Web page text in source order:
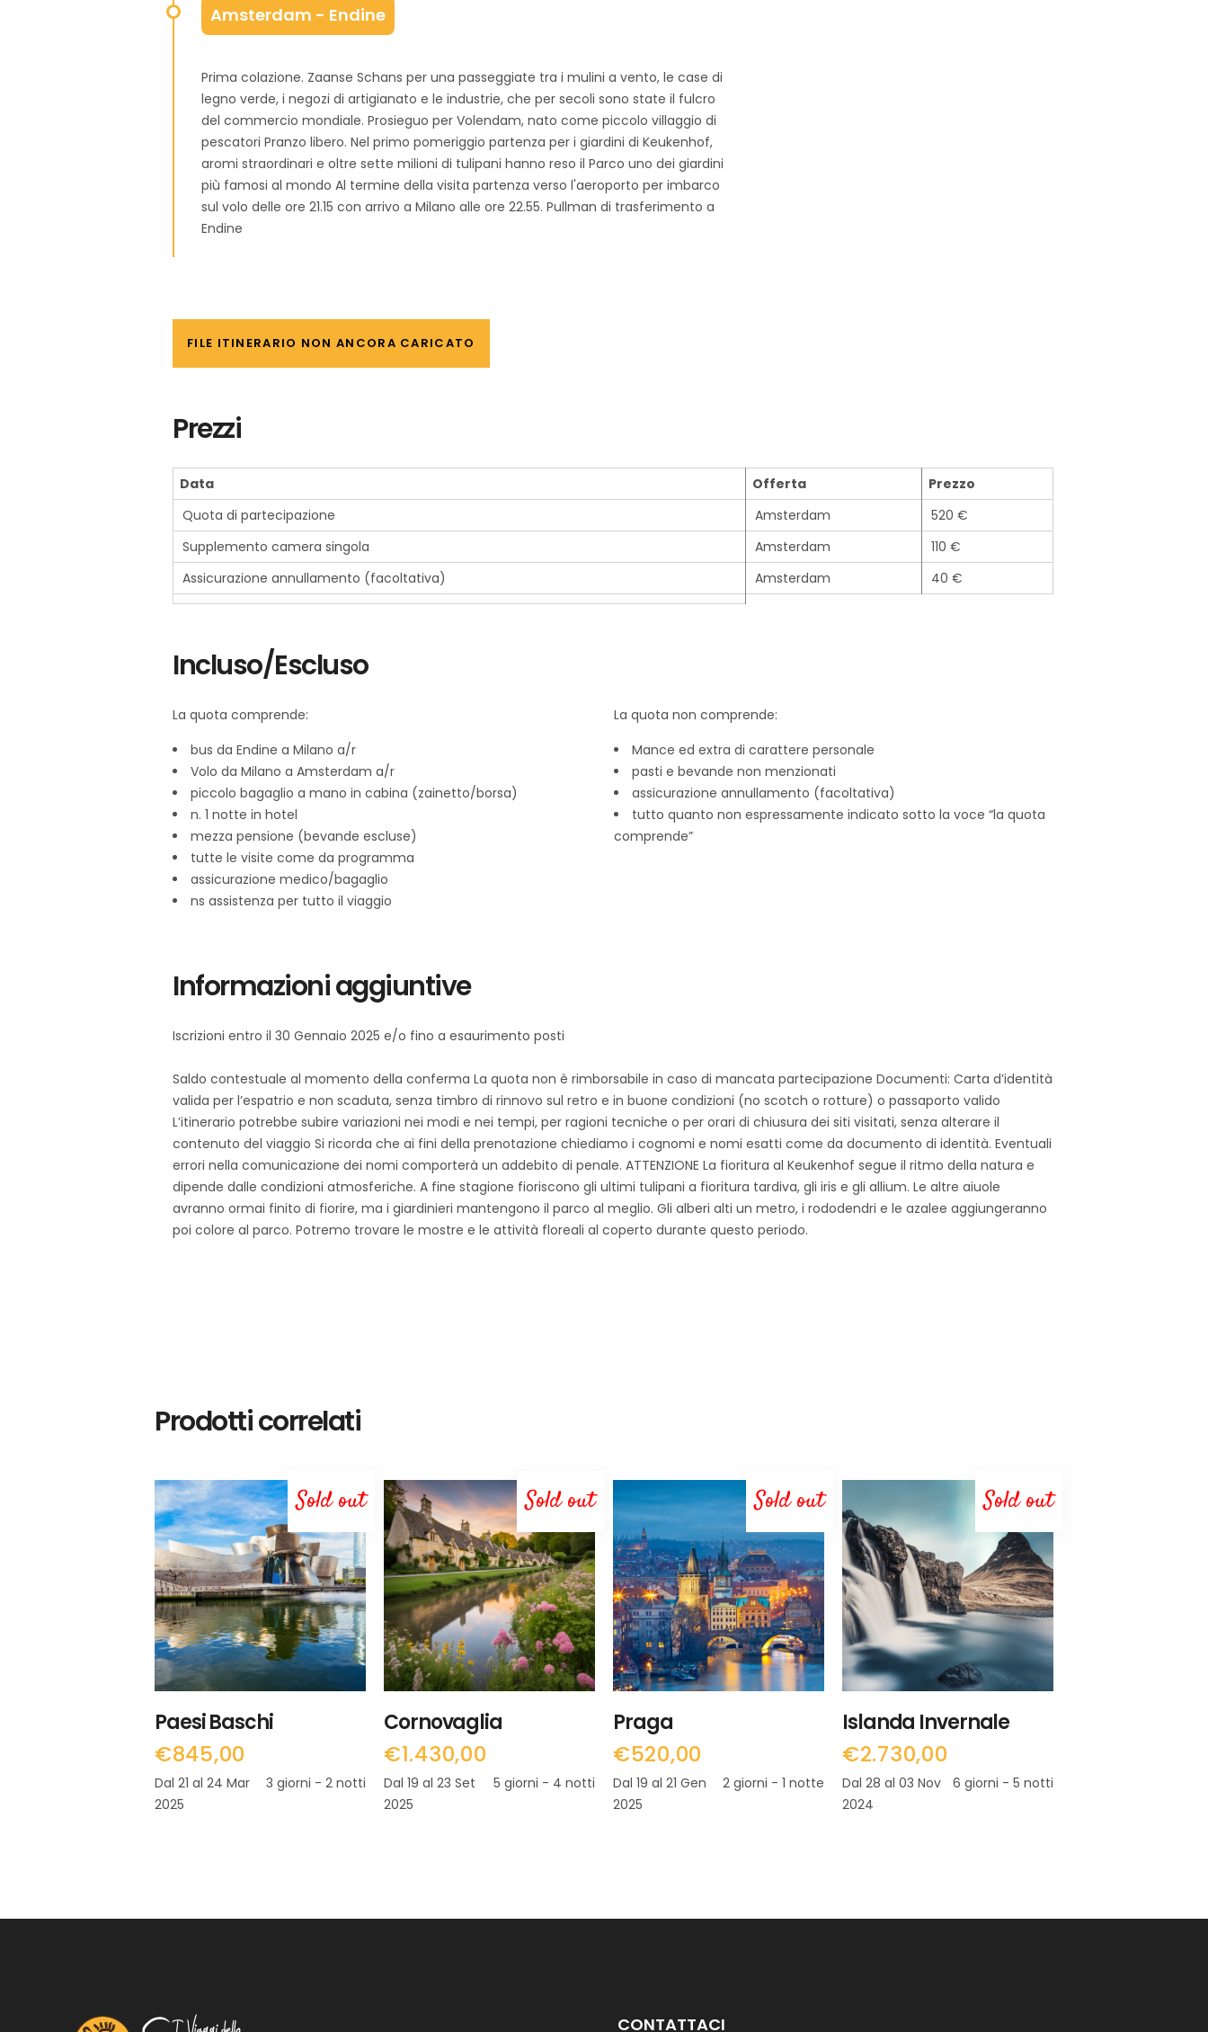
Amsterdam - Endine
Prima colazione. Zaanse Schans per una passeggiate tra i mulini a vento, le case di
legno verde, i negozi di artigianato e le industrie, che per secoli sono state il fulcro
del commercio mondiale. Prosieguo per Volendam, nato come piccolo villaggio di
pescatori Pranzo libero. Nel primo pomeriggio partenza per i giardini di Keukenhof,
aromi straordinari e oltre sette milioni di tulipani hanno reso il Parco uno dei giardini
più famosi al mondo Al termine della visita partenza verso l'aeroporto per imbarco
sul volo delle ore 21.15 con arrivo a Milano alle ore 22.55. Pullman di trasferimento a
Endine
FILE ITINERARIO NON ANCORA CARICATO
Prezzi
Data Offerta
Prezzo
Quota di partecipazione
Amsterdam
520 €
Supplemento camera singola
Amsterdam
110 €
Assicurazione annullamento (facoltativa)
Amsterdam 40 €
Incluso/Escluso
La quota comprende:
bus da Endine a Milano a/r
Volo da Milano a Amsterdam a/r
piccolo bagaglio a mano in cabina (zainetto/borsa)
n. 1 notte in hotel
mezza pensione (bevande escluse)
tutte le visite come da programma
assicurazione medico/bagaglio
ns assistenza per tutto il viaggio
La quota non comprende:
Mance ed extra di carattere personale
pasti e bevande non menzionati
assicurazione annullamento (facoltativa)
tutto quanto non espressamente indicato sotto la voce “la quota
comprende”
Informazioni aggiuntive
Iscrizioni entro il 30 Gennaio 2025 e/o fino a esaurimento posti
Saldo contestuale al momento della conferma La quota non è rimborsabile in caso di mancata partecipazione Documenti: Carta d’identità
valida per l’espatrio e non scaduta, senza timbro di rinnovo sul retro e in buone condizioni (no scotch o rotture) o passaporto valido
L’itinerario potrebbe subire variazioni nei modi e nei tempi, per ragioni tecniche o per orari di chiusura dei siti visitati, senza alterare il
contenuto del viaggio Si ricorda che ai fini della prenotazione chiediamo i cognomi e nomi esatti come da documento di identità. Eventuali
errori nella comunicazione dei nomi comporterà un addebito di penale. ATTENZIONE La fioritura al Keukenhof segue il ritmo della natura e
dipende dalle condizioni atmosferiche. A fine stagione fioriscono gli ultimi tulipani a fioritura tardiva, gli iris e gli allium. Le altre aiuole
avranno ormai finito di fiorire, ma i giardinieri mantengono il parco al meglio. Gli alberi alti un metro, i rododendri e le azalee aggiungeranno
poi colore al parco. Potremo trovare le mostre e le attività floreali al coperto durante questo periodo.
Prodotti correlati
Sold out
LEGGI TUTTO
Paesi Baschi
€845,00
Dal 21 al 24 Mar
2025
3 giorni - 2 notti
Sold out
LEGGI TUTTO
Cornovaglia
€1.430,00
Dal 19 al 23 Set
2025
5 giorni - 4 notti
Sold out
LEGGI TUTTO
Praga
€520,00
Dal 19 al 21 Gen
2025
2 giorni - 1 notte
Sold out
LEGGI TUTTO
Islanda Invernale
€2.730,00
Dal 28 al 03 Nov
2024
6 giorni - 5 notti
CONTATTACI